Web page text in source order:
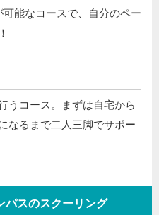
能なコースで、自分のペー
うコース。まずは自宅から
なるまで二人三脚でサポー
スのスクーリング